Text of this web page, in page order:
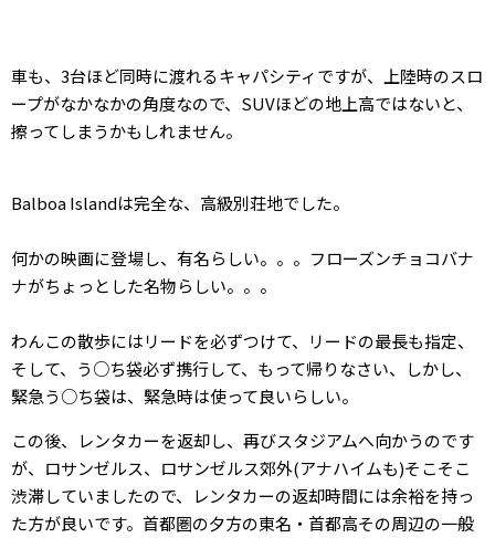
車も、3台ほど同時に渡れるキャパシティですが、上陸時のスロ
ープがなかなかの角度なので、SUVほどの地上高ではないと、
擦ってしまうかもしれません。
Balboa Islandは完全な、高級別荘地でした。
何かの映画に登場し、有名らしい。。。フローズンチョコバナ
ナがちょっとした名物らしい。。。
わんこの散歩にはリードを必ずつけて、リードの最長も指定、
そして、う○ち袋必ず携行して、もって帰りなさい、しかし、
緊急う○ち袋は、緊急時は使って良いらしい。
この後、レンタカーを返却し、再びスタジアムへ向かうのです
が、ロサンゼルス、ロサンゼルス郊外(アナハイムも)そこそこ
渋滞していましたので、レンタカーの返却時間には余裕を持っ
た方が良いです。首都圏の夕方の東名・首都高その周辺の一般